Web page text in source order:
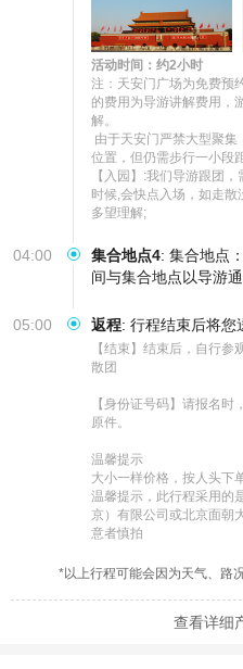
活动时间：约2小时
注：天安门广场为免费预
的费用为导游讲解费用，
解。
位置，但仍需步行一小段
【入园】:我们导游跟团
时候,会快点入场，如走
多望理解;
04:00 集合地点4: 集合地点
间与集合地点以导游
05:00 返程: 行程结束后将您
【结束】结束后，自行
散团
【身份证号码】请报名
原件。
温馨提示
大小一样价格，按人头下
温馨提示，此行程采用的
京）有限公司或北京面朝
意者慎拍
*以上行程可能会因为天气、路
查看详细